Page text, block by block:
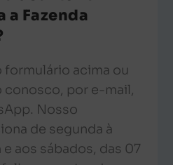
a Fazenda
formulário acima ou
por e-mail,
Nosso
de segunda à
e aos sábados, das 07